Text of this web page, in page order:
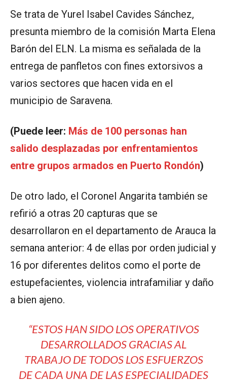
Se trata de Yurel Isabel Cavides Sánchez,
presunta miembro de la comisión Marta Elena
Barón del ELN. La misma es señalada de la
entrega de panfletos con fines extorsivos a
varios sectores que hacen vida en el
municipio de Saravena.
(Puede leer: Más de 100 personas han
salido desplazadas por enfrentamientos
entre grupos armados en Puerto Rondón)
De otro lado, el Coronel Angarita también se
refirió a otras 20 capturas que se
desarrollaron en el departamento de Arauca la
semana anterior: 4 de ellas por orden judicial y
16 por diferentes delitos como el porte de
estupefacientes, violencia intrafamiliar y daño
a bien ajeno.
“ESTOS HAN SIDO LOS OPERATIVOS
DESARROLLADOS GRACIAS AL
TRABAJO DE TODOS LOS ESFUERZOS
DE CADA UNA DE LAS ESPECIALIDADES